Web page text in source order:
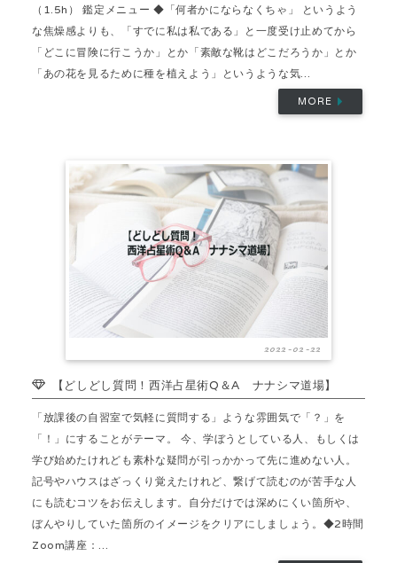
（1.5h） 鑑定メニュー ◆「何者かにならなくちゃ」 というよう
な焦燥感よりも、「すでに私は私である」と一度受け止めてから
「どこに冒険に行こうか」とか「素敵な靴はどこだろうか」とか
「あの花を見るために種を植えよう」というような気...
MORE
2022-02-22
【どしどし質問！西洋占星術Q＆A ナナシマ道場】
「放課後の自習室で気軽に質問する」ような雰囲気で「？」を
「！」にすることがテーマ。 今、学ぼうとしている人、もしくは
学び始めたけれども素朴な疑問が引っかかって先に進めない人。
記号やハウスはざっくり覚えたけれど、繋げて読むのが苦手な人
にも読むコツをお伝えします。自分だけでは深めにくい箇所や、
ぼんやりしていた箇所のイメージをクリアにしましょう。◆2時間
Zoom講座：...